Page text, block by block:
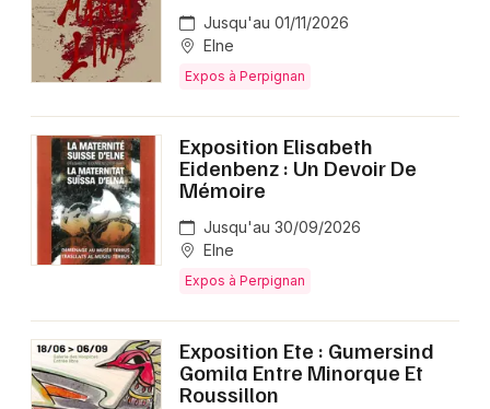
Jusqu'au 01/11/2026
Elne
Expos à Perpignan
Exposition Elisabeth
Eidenbenz : Un Devoir De
Mémoire
Jusqu'au 30/09/2026
Elne
Expos à Perpignan
Exposition Ete : Gumersind
Gomila Entre Minorque Et
Roussillon